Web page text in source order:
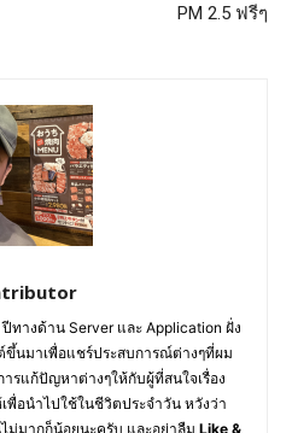
PM 2.5 ฟรีๆ
ทางด้าน Server และ Application ฝั่ง
ขึ้นมาเพื่อแชร์ประสบการณ์ต่างๆที่ผม
รแก้ปัญหาต่างๆให้กับผู้ที่สนใจเรื่อง
พื่อนำไปใช้ในชีวิตประจำวัน หวังว่า
ม่มากก็น้อยนะครับ และอย่าลืม Like &